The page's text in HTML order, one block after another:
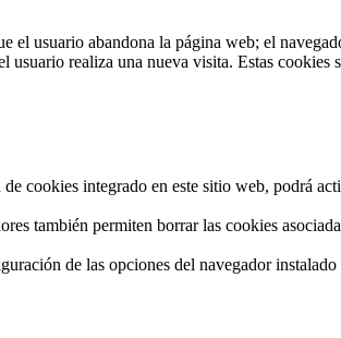
el usuario abandona la página web; el
realiza una nueva visita. Estas
cookies integrado en este sitio web, podrá
también permiten borrar las cookies
de las opciones del navegador instalado